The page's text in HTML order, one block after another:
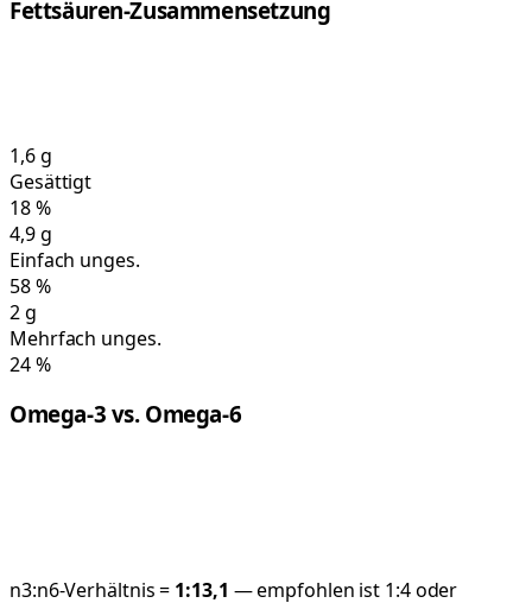
Fettsäuren-Zusammensetzung
1,6g
Gesättigt
18%
4,9g
Einfach unges.
58%
2g
Mehrfach unges.
24%
Omega-3 vs. Omega-6
n3:n6-Verhältnis = 1:13,1 — empfohlen ist 1:4 oder